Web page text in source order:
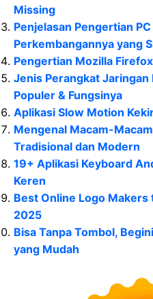
Missing
Penjelasan Pengertian
Perkembangannya yang
Pengertian Mozilla Firefox
Jenis Perangkat
Populer & Fungsinya
Aplikasi Slow Motion
Mengenal Macam-
Tradisional dan Modern
19+ Aplikasi Keyboard
Keren
Best Online Logo Makers
2025
Bisa Tanpa Tombol,
yang Mudah